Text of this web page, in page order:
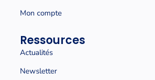
Mon compte
Ressources
Actualités
Newsletter